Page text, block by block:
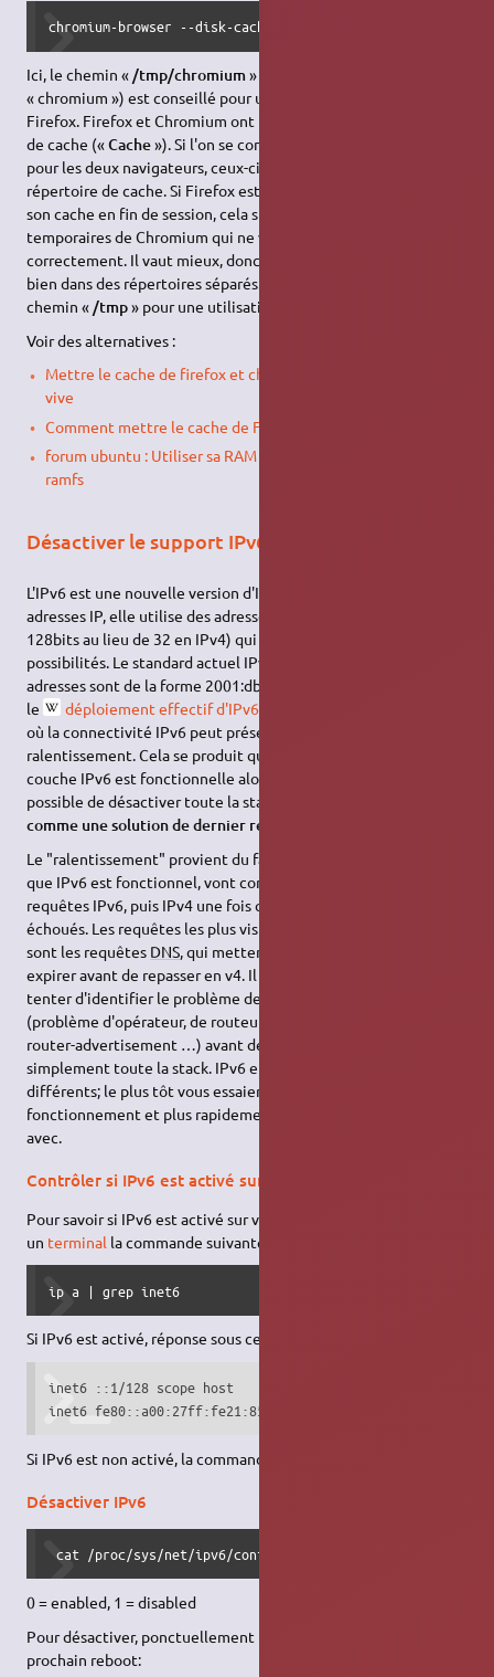
chromium-browser --disk-cache-dir="/tmp/chromium"
Ici, le chemin «/tmp/chromium» (ou autre chose à la place de
« chromium ») est conseillé pour une utilisation à côté de
Firefox. Firefox et Chromium ont le même nom de répertoire
de cache («Cache»). Si l'on se contente du chemin «
pour les deux navigateurs, ceux-ci vont partager le même
répertoire de cache. Si Firefox est configuré pour supprimer
son cache en fin de session, cela supprimera aussi les fichiers
temporaires de Chromium qui ne va alors plus fonctionner
correctement. Il vaut mieux, donc, faire en sorte qu'ils opèrent
bien dans des répertoires séparés. On aurait pu se contenter du
chemin «/tmp» pour une utilisation seule de Chromium.
Voir des alternatives :
Mettre le cache de firefox et chromium dans la mémoire
vive
Comment mettre le cache de Firefox dans la mémoire RAM
forum ubuntu : Utiliser sa RAM comme disque dur, grâce à
ramfs
Désactiver le support IPv6
L'IPv6 est une nouvelle version d'IP permettant de coder les
adresses IP, elle utilise des adresses plus longues (adressage sur
128bits au lieu de 32 en IPv4) qui permettent plus de
possibilités. Le standard actuel IPv4 commence à saturer. Les
adresses sont de la forme 2001:db8::dead:beef/64. Mais, malgré
le
déploiement effectif d'IPv6, le fait est qu'il existe des cas,
où la connectivité IPv6 peut présenter un effet de
ralentissement. Cela se produit quand le système pense que la
couche IPv6 est fonctionnelle alors qu'elle ne l'est pas. Il est
possible de désactiver toute la stack IPv6,
comme une solution de dernier recours
Le "ralentissement" provient du fait que les logiciels, pensant
que IPv6 est fonctionnel, vont commencer par faire des
requêtes IPv6, puis IPv4 une fois que les premières auront
échoués. Les requêtes les plus visibles utilisant ce mécanisme
sont les requêtes DNS, qui mettent quelques secondes à
expirer avant de repasser en v4. Il est fortement conseillé de
tenter d'identifier le problème de connectivité IPv6 en amont
(problème d'opérateur, de routeur local qui utilise à tort du
router-advertisement …) avant de désactiver purement et
simplement toute la stack. IPv6 et IPv4 sont réellement
différents; le plus tôt vous essaierez de comprendre son
fonctionnement et plus rapidement vous saurez être à l'aise
avec.
Contrôler si IPv6 est activé sur votre PC
Pour savoir si IPv6 est activé sur votre PC ou non, saisissez dans
un terminal la commande suivante :
ip a | grep inet6
Si IPv6 est activé, réponse sous cette forme :
inet6 ::1/128 scope host
inet6 fe80::a00:27ff:fe21:8552/64 scope link
Si IPv6 est non activé, la commande ne retournera aucune ligne
Désactiver IPv6
cat /proc/sys/net/ipv6/conf/all/disable_ipv6
0 = enabled, 1 = disabled
Pour désactiver, ponctuellement mais ce sera perdu au
prochain reboot: